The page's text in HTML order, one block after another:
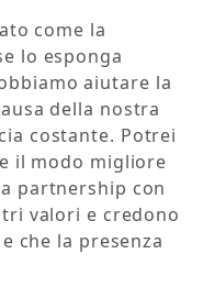
come la
lo esponga
aiutare la
della nostra
costante. Potrei
il modo migliore
partnership con
valori e credono
che la presenza